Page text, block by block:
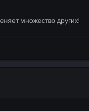
множество других!